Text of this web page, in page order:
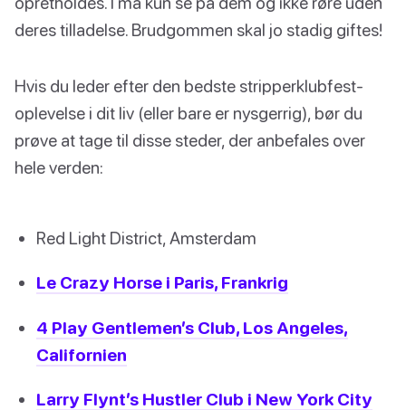
deres tilladelse. Brudgommen skal jo stadig giftes!
Hvis du leder efter den bedste stripperklubfest-
oplevelse i dit liv (eller bare er nysgerrig), bør du
prøve at tage til disse steder, der anbefales over
hele verden:
Red Light District, Amsterdam
Le Crazy Horse i Paris, Frankrig
4 Play Gentlemen’s Club, Los Angeles,
Californien
Larry Flynt’s Hustler Club i New York City